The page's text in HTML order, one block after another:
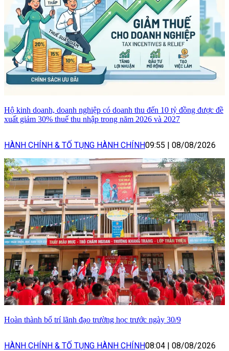
Hộ kinh doanh, doanh nghiệp có doanh thu đến 10 tỷ đồng được đề
xuất giảm 30% thuế thu nhập trong năm 2026 và 2027
HÀNH CHÍNH & TỐ TỤNG HÀNH CHÍNH09:55 | 08/08/2026
Hoàn thành bố trí lãnh đạo trường học trước ngày 30/9
HÀNH CHÍNH & TỐ TỤNG HÀNH CHÍNH08:04 | 08/08/2026